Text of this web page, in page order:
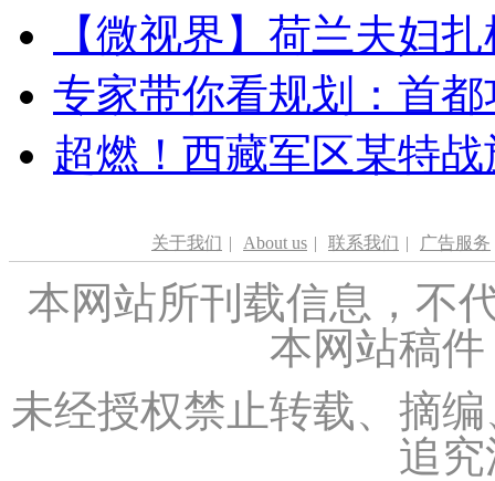
【微视界】荷兰夫妇
专家带你看规划：首
超燃！西藏军区某特
关于我们 | About us | 联系我们 | 广告服务
本网站所刊载信息，不
本网站稿
未经授权禁止转载、摘
追